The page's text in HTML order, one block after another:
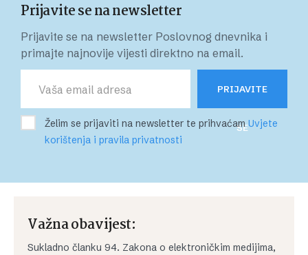
Prijavite se na newsletter
Prijavite se na newsletter Poslovnog dnevnika i
primajte najnovije vijesti direktno na email.
PRIJAVITE
SE
Želim se prijaviti na newsletter te prihvaćamUvjete
korištenja i pravila privatnosti
Važna obavijest:
Sukladno članku 94. Zakona o elektroničkim medijima,